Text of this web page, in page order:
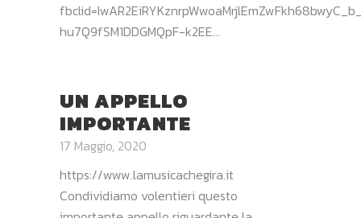
hu7Q9fSM1DDGMQpF-k2EE...
UN APPELLO
IMPORTANTE
17 Maggio, 2020
https://www.lamusicachegira.it
Condividiamo volentieri questo